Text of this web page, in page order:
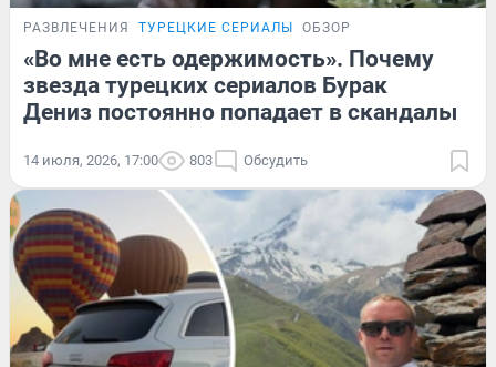
РАЗВЛЕЧЕНИЯ ТУРЕЦКИЕ СЕРИАЛЫ ОБЗОР
«Во мне есть одержимость». Почему
звезда турецких сериалов Бурак
Дениз постоянно попадает в скандалы
14 июля, 2026, 17:00 803 Обсудить